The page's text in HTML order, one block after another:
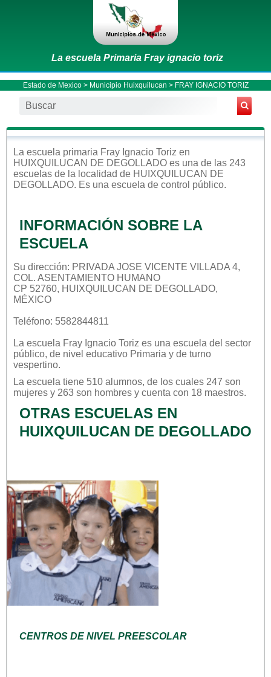
La escuela Primaria Fray ignacio toriz
Estado de Mexico> Municipio Huixquilucan > FRAY IGNACIO TORIZ
La escuela primaria Fray Ignacio Toriz en
HUIXQUILUCAN DE DEGOLLADO es una de las 243
escuelas de la localidad de HUIXQUILUCAN DE
DEGOLLADO. Es una escuela de control público.
INFORMACIÓN SOBRE LA
ESCUELA
Su dirección: PRIVADA JOSE VICENTE VILLADA 4,
COL. ASENTAMIENTO HUMANO
CP 52760, HUIXQUILUCAN DE DEGOLLADO,
MÉXICO
Teléfono: 5582844811
La escuela Fray Ignacio Toriz es una escuela del sector
público, de nivel educativo Primaria y de turno
vespertino.
La escuela tiene 510 alumnos, de los cuales 247 son
mujeres y 263 son hombres y cuenta con 18 maestros.
OTRAS ESCUELAS EN
HUIXQUILUCAN DE DEGOLLADO
CENTROS DE NIVEL PREESCOLAR